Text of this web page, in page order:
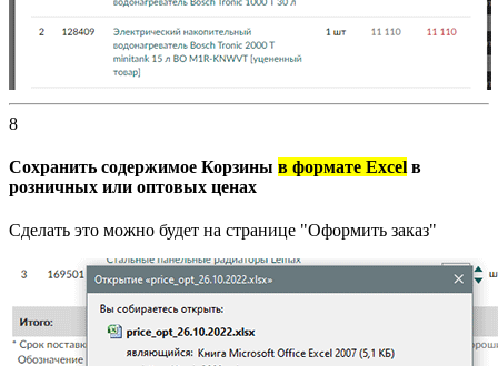
8
Сохранить содержимое Корзины в формате Excel в
розничных или оптовых ценах
Сделать это можно будет на странице "Оформить заказ"